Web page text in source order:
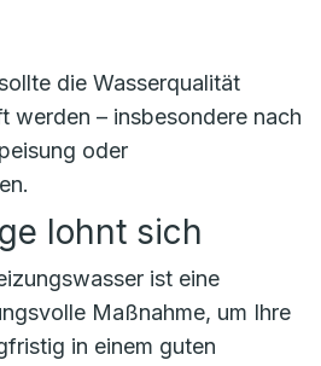
die Wasserqualität
werden – insbesondere nach
oder
lohnt sich
ist eine
Maßnahme, um Ihre
in einem guten